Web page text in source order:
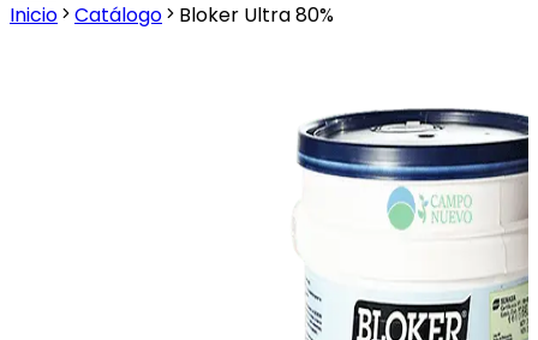
Inicio Catálogo Bloker Ultra 80%